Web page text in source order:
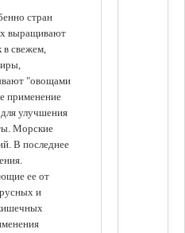
стран
выращивают
в свежем,
"овощами
применение
улучшения
Морские
В последнее
ее от
и